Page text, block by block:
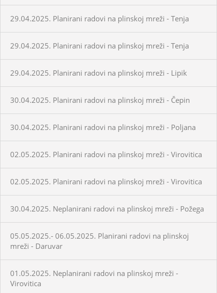
29.04.2025. Planirani radovi na plinskoj mreži - Tenja
29.04.2025. Planirani radovi na plinskoj mreži - Tenja
29.04.2025. Planirani radovi na plinskoj mreži - Lipik
30.04.2025. Planirani radovi na plinskoj mreži - Čepin
30.04.2025. Planirani radovi na plinskoj mreži - Poljana
02.05.2025. Planirani radovi na plinskoj mreži - Virovitica
02.05.2025. Planirani radovi na plinskoj mreži - Virovitica
30.04.2025. Neplanirani radovi na plinskoj mreži - Požega
05.05.2025.- 06.05.2025. Planirani radovi na plinskoj
mreži - Daruvar
01.05.2025. Neplanirani radovi na plinskoj mreži -
Virovitica